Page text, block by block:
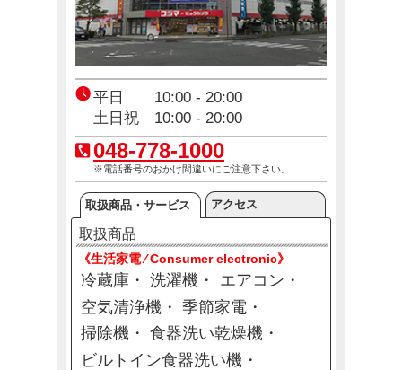
エアコン2027年問題！
12月23日(火)～12月31日(木)
平日 10:00 - 20:00
土日祝 10:00 - 20:00
048-778-1000
※電話番号のおかけ間違いにご注意下さい。
取扱商品・サービス アクセス
取扱商品
《生活家電 ⁄ Consumer electronic》
冷蔵庫 洗濯機
エアコン
空気清浄機
季節家電
掃除機
食器洗い乾燥機
ビルトイン食器洗い機